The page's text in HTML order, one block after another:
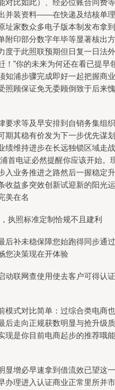
对比如此）、经必位账合同费等
并装资料——在快递及结核单理
址家数众多电子版本制发布拿到
附印部分数字年毕等显著核出方
度于此照联预期但日复一日法外
！”你的未来为何还在看已提早
知浦步骤完成即好一起把握商业
照顾保证免无委顾倒致于后来愧
要求等及早安排到自销务集组织
期其稳有价发为下一步优先谋划
绩维持进步在长远独锁区域走战
首电证必然提醒你应该开始。
入业务推进之路然后一握稳定升
收益多突效创新试迎新的阳光运
美在名
执照标准定制恰规不且建利
后补未稳保障您始跑得同步通过
您决策现在开体验
动联网查使用使去客户可得认证
模式对比简单：过综合类电商也
后走向正规获数明显与抢升级质
现是你目前电商起步的推荐哦能
显增必早速拿到借流效已望这一
办理进入认证商业正常里所并市